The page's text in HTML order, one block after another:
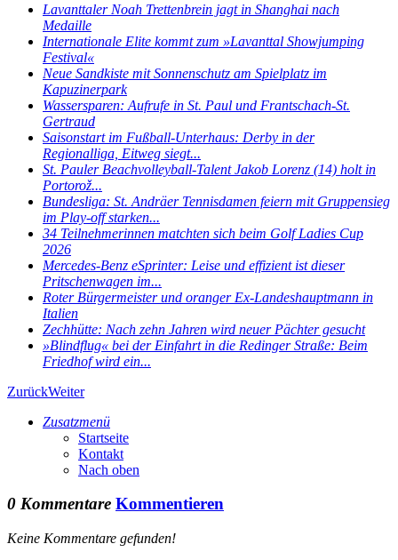
Lavanttaler Noah Trettenbrein jagt in Shanghai nach
Medaille
Internationale Elite kommt zum »Lavanttal Showjumping
Festival«
Neue Sandkiste mit Sonnenschutz am Spielplatz im
Kapuzinerpark
Wassersparen: Aufrufe in St. Paul und Frantschach-St.
Gertraud
Saisonstart im Fußball-Unterhaus: Derby in der
Regionalliga, Eitweg siegt...
St. Pauler Beachvolleyball-Talent Jakob Lorenz (14) holt in
Portorož...
Bundesliga: St. Andräer Tennisdamen feiern mit Gruppensieg
im Play-off starken...
34 Teilnehmerinnen matchten sich beim Golf Ladies Cup
2026
Mercedes-Benz eSprinter: Leise und effizient ist dieser
Pritschenwagen im...
Roter Bürgermeister und oranger Ex-Landeshauptmann in
Italien
Zechhütte: Nach zehn Jahren wird neuer Pächter gesucht
»Blindflug« bei der Einfahrt in die Redinger Straße: Beim
Friedhof wird ein...
ZurückWeiter
Zusatzmenü
Startseite
Kontakt
Nach oben
0 Kommentare Kommentieren
Keine Kommentare gefunden!